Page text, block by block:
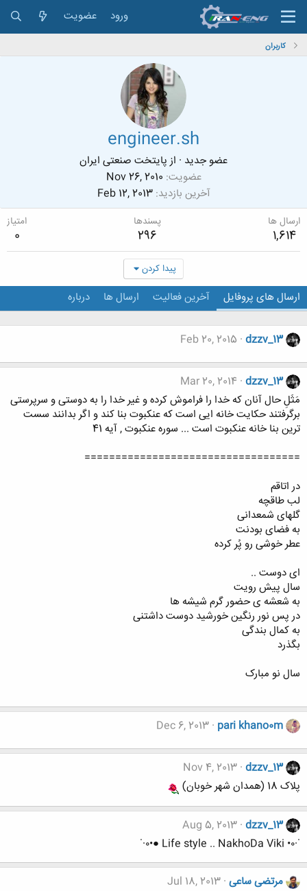
ورود عضویت
کاربران
engineer.sh
عضو جدید · از پایتخت صنعتی ایران
عضویت Nov 26, 2010
آخرین بازدید Feb 12, 2013
ارسال ها
1,614
پسندها
296
امتیاز
0
پیدا کردن
ارسال های پروفایل آخرین فعالیت ارسال ها درباره
dzzv_13
Feb 20, 2015
dzzv_13
Mar 20, 2014
مَثَلِ حال آنان که خدا را فراموش کرده و غیر خدا را به دوستی و سرپرستی
برگرفتند حکایت خانه ایی است که عنکبوت بنا کند و اگر بدانند سست
ترین بنا خانه عنکبوت است ... سوره عنکبوت , آیه 41
===================================
در اتاقم
لب طاقچه
گلهای شمعدانی
به فضای بودنت
عطر خوشی رو پُر کرده
ای دوست ..
سال پیش رویت
به شعشه ی حضور گرم شیشه ها
در پس نور رنگین خورشید دوست داشتنی
به کمال بندگی
بگذرد
سال نو مبارک
pari khano0m
Dec 6, 2013
dzzv_13
Nov 4, 2013
پلاک 18 (همدان شهر خوبان)
dzzv_13
Aug 5, 2013
˙·٠• Life style .. NakhoDa Viki ●•٠·˙
مرتضی ساعی Jul 18, 2013